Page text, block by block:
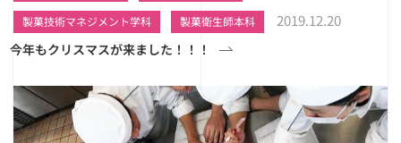
製菓技術マネジメント学科 製菓衛生師本科 2019.12.20
今年もクリスマスが来ました！！！